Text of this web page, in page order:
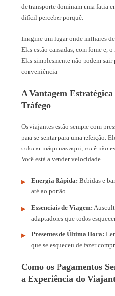
de transporte dominam uma fatia
difícil perceber porquê.
Imagine um lugar onde milhares de
Elas estão cansadas, com fome e,
Elas simplesmente não podem sair
conveniência.
A Vantagem
Tráfego
Os viajantes estão sempre com
para se sentar para uma refeição.
colocar máquinas aqui, você não
Você está a vender velocidade.
Energia Rápida: Bebidas e
até ao portão.
Essenciais de Viagem:
adaptadores que todos
Presentes de Última Hora:
que se esqueceu de fazer
Como os Pagamentos
a Experiência do